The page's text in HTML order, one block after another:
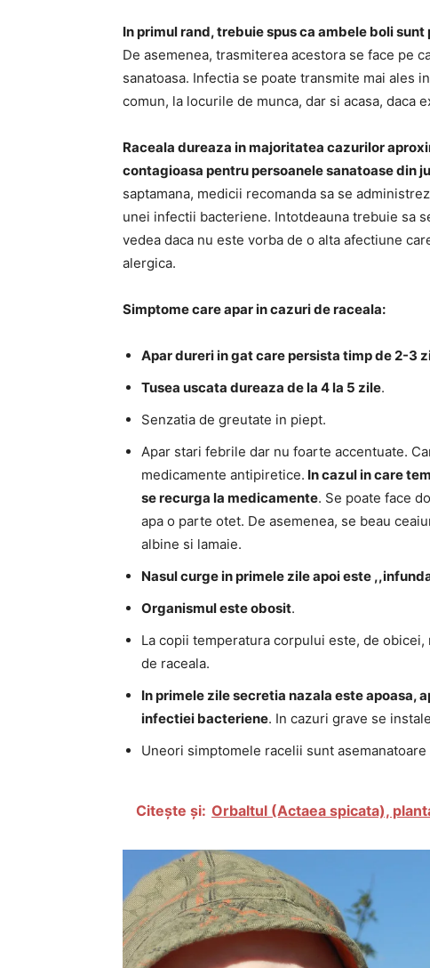
In primul rand, trebuie spus ca ambele boli
De asemenea, trasmiterea acestora se face pe
sanatoasa. Infectia se poate transmite mai ales
comun, la locurile de munca, dar si acasa, daca
Raceala dureaza in majoritatea cazurilor
contagioasa pentru persoanele sanatoase din
saptamana, medicii recomanda sa se
unei infectii bacteriene. Intotdeauna trebuie sa
vedea daca nu este vorba de o alta afectiune
alergica.
Simptome care apar in cazuri de raceala:
Apar dureri in gat care persista timp de 2-3
Tusea uscata dureaza de la 4 la 5 zile.
Senzatia de greutate in piept.
Apar stari febrile dar nu foarte accentuate.
medicamente antipiretice. In cazul in care
se recurga la medicamente. Se poate face
apa o parte otet. De asemenea, se beau
albine si lamaie.
Nasul curge in primele zile apoi este
Organismul este obosit.
La copii temperatura corpului este, de
de raceala.
In primele zile secretia nazala este apoasa,
infectiei bacteriene. In cazuri grave se
Uneori simptomele racelii sunt
Citește și: Orbaltul (Actaea spicata),